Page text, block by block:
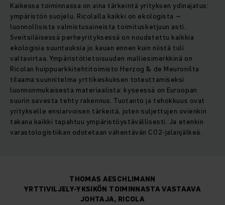
Kaikessa toiminnassa on aina tärkeintä yrityksen ydinajatus:
ympäristön suojelu. Ricolalla kaikki on ekologista –
luonnollisista valmistusaineista toimitusketjuun asti.
Sveitsiläisessä perheyrityksessä on noudatettu kaikkia
ekologisia suuntauksia jo kauan ennen kuin niistä tuli
valtavirtaa. Ympäristötietoisuuden malliesimerkkinä on
Ricolan huippuarkkitehtitoimisto Herzog & de Meuronilta
tilaama suunnitelma yrttikeskuksen toteuttamiseksi
luonnonmukaisesta materiaalista: kyseessä on Euroopan
suurin savesta tehty rakennus. Tuotanto ja tehokkuus ovat
yritykselle ensiarvoisen tärkeitä, joten suljettujen ovienkin
takana kaikki tapahtuu ympäristöystävällisesti. Ja etenkin
varastologistiikan odotetaan vähentävän CO2-jalanjälkeä.
THOMAS AESCHLIMANN
YRTTIVILJELY-YKSIKÖN TOIMINNASTA VASTAAVA
JOHTAJA, RICOLA